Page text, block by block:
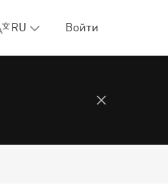
RU Войти